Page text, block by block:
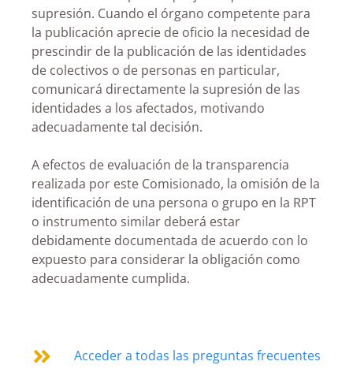
supresión. Cuando el órgano competente para
la publicación aprecie de oficio la necesidad de
prescindir de la publicación de las identidades
de colectivos o de personas en particular,
comunicará directamente la supresión de las
identidades a los afectados, motivando
adecuadamente tal decisión.
A efectos de evaluación de la transparencia
realizada por este Comisionado, la omisión de la
identificación de una persona o grupo en la RPT
o instrumento similar deberá estar
debidamente documentada de acuerdo con lo
expuesto para considerar la obligación como
adecuadamente cumplida.
Acceder a todas las preguntas frecuentes